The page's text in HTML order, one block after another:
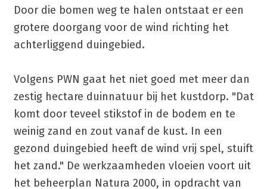
Door die bomen weg te halen ontstaat er een
grotere doorgang voor de wind richting het
achterliggend duingebied.
Volgens PWN gaat het niet goed met meer dan
zestig hectare duinnatuur bij het kustdorp. "Dat
komt door teveel stikstof in de bodem en te
weinig zand en zout vanaf de kust. In een
gezond duingebied heeft de wind vrij spel, stuift
het zand." De werkzaamheden vloeien voort uit
het beheerplan Natura 2000, in opdracht van